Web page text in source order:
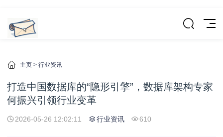
主页 > 行业资讯
打造中国数据库的“隐形引擎”，数据库架构专家
何振兴引领行业变革
2026-05-26 12:02:11 行业资讯 610